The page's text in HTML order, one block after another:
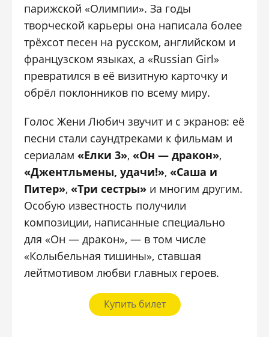
парижской «Олимпии». За годы
творческой карьеры она написала более
трёхсот песен на русском, английском и
французском языках, а «Russian Girl»
превратился в её визитную карточку и
обрёл поклонников по всему миру.
Голос Жени Любич звучит и с экранов: её
песни стали саундтреками к фильмам и
сериалам «Елки 3», «Он — дракон»,
«Джентльмены, удачи!», «Саша и
Питер», «Три сестры» и многим другим.
Особую известность получили
композиции, написанные специально
для «Он — дракон», — в том числе
«Колыбельная тишины», ставшая
лейтмотивом любви главных героев.
Купить билет